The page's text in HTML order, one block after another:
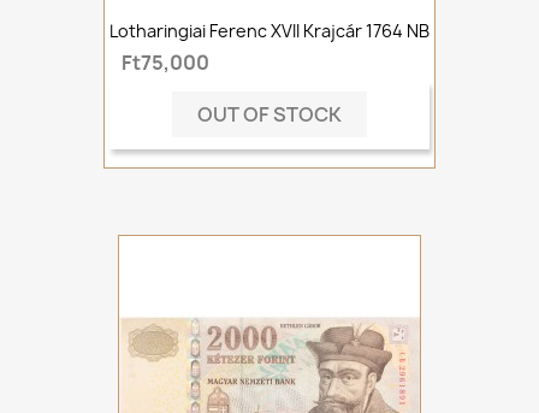
Lotharingiai Ferenc XVII Krajcár 1764 NB
Ft75,000
OUT OF STOCK